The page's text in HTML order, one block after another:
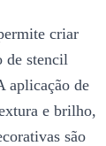
criar
de stencil
aplicação de
e brilho,
são